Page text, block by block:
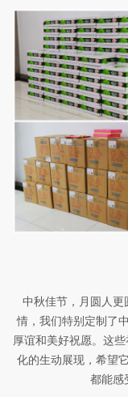
中秋佳节，月圆人更
情，我们特别定制了
厚谊和美好祝愿。这
化的生动展现，希望
都能感